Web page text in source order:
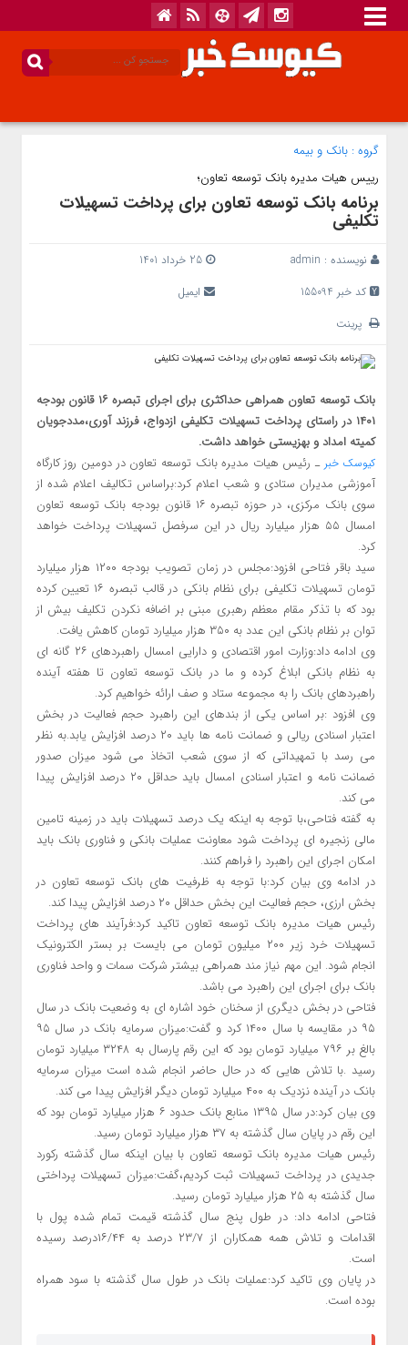
گروه : بانک‌ و بیمه
رییس هیات مدیره بانک توسعه تعاون؛
برنامه بانک توسعه تعاون برای پرداخت تسهیلات
تکلیفی
نویسنده : admin
25 خرداد 1401
کد خبر 155094
ایمیل
پرینت
بانک توسعه تعاون همراهی حداکثری برای اجرای تبصره ۱۶ قانون بودجه
۱۴۰۱ در راستای پرداخت تسهیلات تکلیفی ازدواج، فرزند آوری،مددجویان
کمیته امداد و بهزیستی خواهد داشت.
کیوسک خبر ـ رئیس هیات مدیره بانک توسعه تعاون در دومین روز کارگاه‌
آموزشی مدیران ستادی و شعب اعلام کرد:براساس تکالیف اعلام شده از
سوی بانک مرکزی، در حوزه تبصره ۱۶ قانون بودجه بانک توسعه تعاون
امسال ۵۵ هزار میلیارد ریال در این سرفصل تسهیلات پرداخت خواهد
کرد.
سید باقر فتاحی افزود:مجلس در زمان تصویب بودجه ۱۲۰۰ هزار میلیارد
تومان تسهیلات تکلیفی برای نظام بانکی در قالب تبصره ۱۶ تعیین کرده
بود که با تذکر مقام معظم رهبری مبنی بر اضافه نکردن تکلیف بیش از
توان بر نظام بانکی این عدد به ۳۵۰ هزار میلیارد تومان کاهش یافت.
وی ادامه داد:وزارت امور اقتصادی و دارایی امسال راهبردهای ۲۶ گانه ای
به نظام بانکی ابلاغ کرده و ما در بانک توسعه تعاون تا هفته آینده
راهبردهای بانک را به مجموعه ستاد و صف ارائه خواهیم کرد.
وی افزود :بر اساس یکی از بندهای این راهبرد حجم فعالیت در بخش
اعتبار اسنادی ریالی و ضمانت نامه ها باید ۲۰ درصد افزایش یابد.به نظر
می رسد با تمهیداتی که از سوی شعب اتخاذ می شود میزان صدور
ضمانت نامه و اعتبار اسنادی امسال باید حداقل ۲۰ درصد افزایش پیدا
می کند.
به گفته فتاحی،با توجه به اینکه یک درصد تسهیلات باید در زمینه تامین
مالی زنجیره ای پرداخت شود معاونت عملیات بانکی و فناوری بانک باید
امکان اجرای این راهبرد را فراهم کنند.
در ادامه وی بیان کرد:با توجه به ظرفیت های بانک توسعه تعاون در
بخش ارزی، حجم‌ فعالیت این بخش حداقل ۲۰ درصد افزایش پیدا کند.
رئیس هیات مدیره بانک توسعه تعاون تاکید کرد:فرآیند های پرداخت
تسهیلات خرد زیر ۲۰۰ میلیون تومان می بایست بر بستر الکترونیک
انجام شود. این مهم نیاز مند همراهی بیشتر شرکت سمات و واحد فناوری
بانک برای اجرای این راهبرد می باشد.
فتاحی در بخش دیگری از سخنان خود اشاره ای به وضعیت بانک در سال
۹۵ در مقایسه با سال ۱۴۰۰ کرد و گفت:میزان سرمایه بانک در سال ۹۵
بالغ بر ۷۹۶ میلیارد تومان بود که این رقم پارسال به ۳۲۴۸ میلیارد تومان
رسید .با تلاش هایی که در حال حاضر انجام شده است میزان سرمایه
بانک در آینده نزدیک به ۴۰۰ میلیارد تومان دیگر افزایش پیدا می کند.
وی بیان کرد:در سال ۱۳۹۵ منابع بانک حدود ۶ هزار میلیارد تومان بود که
این رقم در پایان سال گذشته به ۳۷ هزار میلیارد تومان رسید.
رئیس هیات مدیره بانک توسعه تعاون با بیان اینکه سال گذشته رکورد
جدیدی در پرداخت تسهیلات ثبت کردیم،گفت:میزان تسهیلات پرداختی
سال گذشته به ۲۵ هزار میلیارد تومان رسید.
فتاحی ادامه داد: در طول پنج سال گذشته قیمت تمام شده پول با
اقدامات و تلاش همه همکاران از ۲۳/۷ درصد به ۱۶/۴۴درصد رسیده
است.
در پایان وی تاکید کرد:عملیات بانک در طول سال گذشته با سود همراه
بوده است.